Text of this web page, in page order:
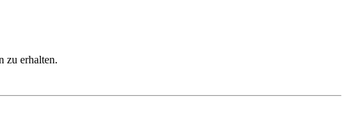
zu erhalten.